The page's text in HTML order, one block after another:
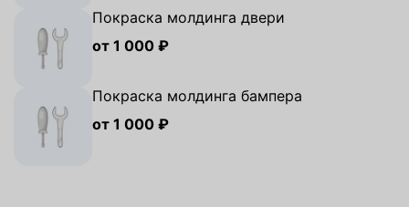
Покраска молдинга двери
от 1 000 ₽
Покраска молдинга бампера
от 1 000 ₽